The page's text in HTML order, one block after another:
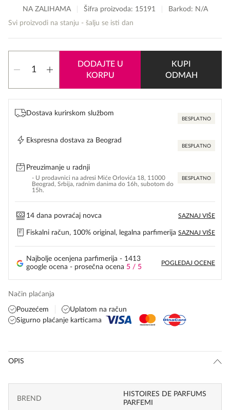
NA ZALIHAMA Šifra proizvoda: 15191
Barkod: N/A
Svi proizvodi na stanju - šalju se isti dan
De
Ambre
količina
DODAJTE U
KORPU
KUPI
ODMAH
Dostava kurirskom službom
BESPLATNO
Ekspresna dostava za Beograd
BESPLATNO
Preuzimanje u radnji
- U prodavnici na adresi Miće Orlovića 18, 11000
Beograd, Srbija, radnim danima do 16h, subotom do
15h.
BESPLATNO
14 dana povraćaj novca SAZNAJ VIŠE
Fiskalni račun, 100% original, legalna parfimerija SAZNAJ VIŠE
Najbolje ocenjena parfimerija - 1413
google ocena - prosečna ocena 5 / 5
POGLEDAJ OCENE
Način plaćanja
Pouzećem
Uplatom na račun
Sigurno plaćanje karticama
OPIS
BREND
HISTOIRES DE PARFUMS
PARFEMI